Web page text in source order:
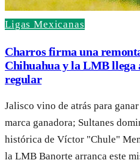
Ligas Mexicanas
Charros firma una
Chihuahua y la LMB llega
regular
Jalisco vino de atrás para
marca ganadora; Sultanes
histórica de Víctor "Chule"
la LMB Banorte arranca este